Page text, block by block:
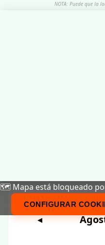
NOTA: Puede que la
🗺️ Mapa está bloqueado
CONFIGURAR
◀